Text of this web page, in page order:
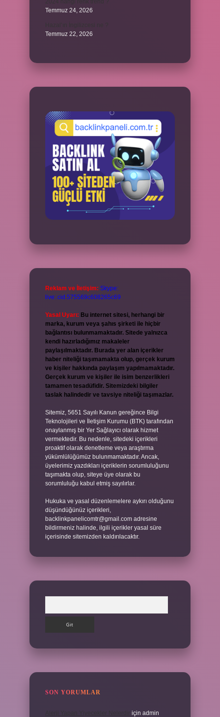
Temmuz 24, 2026
Temmuz 22, 2026
Reklam ve İletişim: Skype:
live:.cid.575569c608265c69
Yasal Uyarı: Bu internet sitesi, herhangi bir
marka, kurum veya şahıs şirketi ile hiçbir
bağlantısı bulunmamaktadır. Sitede yalnızca
kendi hazırladığımız makaleler
paylaşılmaktadır. Burada yer alan içerikler
haber niteliği taşımamakta olup, gerçek kurum
ve kişiler hakkında paylaşım yapılmamaktadır.
Gerçek kurum ve kişiler ile isim benzerlikleri
tamamen tesadüfidir. Sitemizdeki bilgiler
taslak halindedir ve tavsiye niteliği taşımazlar.
Sitemiz, 5651 Sayılı Kanun gereğince Bilgi
Teknolojileri ve İletişim Kurumu (BTK) tarafından
onaylanmış bir Yer Sağlayıcı olarak hizmet
vermektedir. Bu nedenle, sitedeki içerikleri
proaktif olarak denetleme veya araştırma
yükümlülüğümüz bulunmamaktadır. Ancak,
üyelerimiz yazdıkları içeriklerin sorumluluğunu
taşımakta olup, siteye üye olarak bu
sorumluluğu kabul etmiş sayılırlar.
Hukuka ve yasal düzenlemelere aykırı olduğunu
düşündüğünüz içerikleri,
backlinkpanelicomtr@gmail.com adresine
bildirmeniz halinde, ilgili içerikler yasal süre
içerisinde sitemizden kaldırılacaktır.
SON YORUMLAR
için admin